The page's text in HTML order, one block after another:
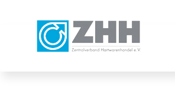
Hauptmenu